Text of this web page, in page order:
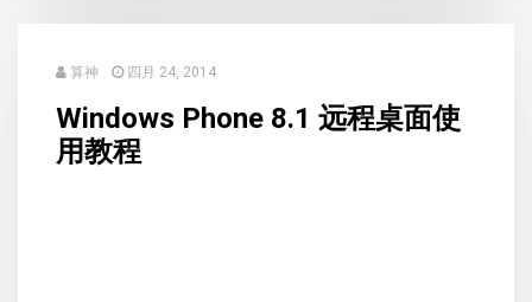
算神 四月 24, 2014
Windows Phone 8.1 远程桌面使
用教程